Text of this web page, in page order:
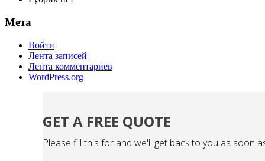
Мета
Войти
Лента записей
Лента комментариев
WordPress.org
GET A FREE QUOTE
Please fill this for and we'll get back to you as soon